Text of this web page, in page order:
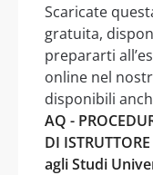
Scaricate
gratuita,
prepararti
online nel
disponibili
AQ -
DI
agli Studi